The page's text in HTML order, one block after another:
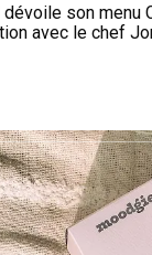
son menu
avec le chef